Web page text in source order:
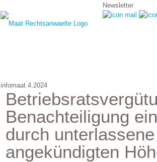
Newsletter
infomaat 4.2024
Benachteiligung
durch
angekündigten